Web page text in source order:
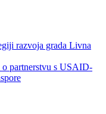
razvoja grada Livna
partnerstvu s USAID-